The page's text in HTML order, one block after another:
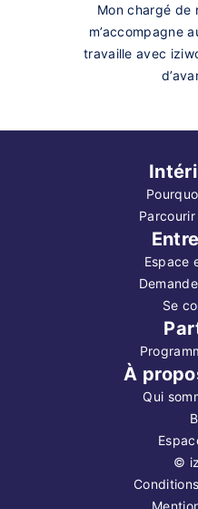
Mon chargé de
m’accompagne
travaille avec
Espace
Se
À
Qui
©